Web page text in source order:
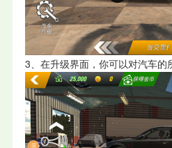
3、在升级界面，你可以对汽车的